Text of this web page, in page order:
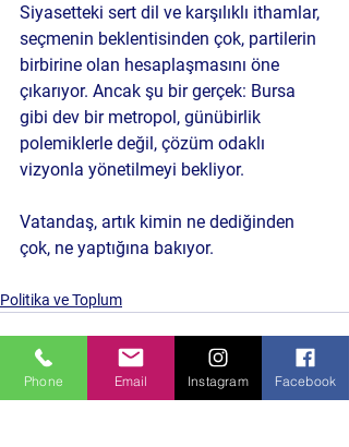
Siyasetteki sert dil ve karşılıklı ithamlar,
seçmenin beklentisinden çok, partilerin
birbirine olan hesaplaşmasını öne
çıkarıyor. Ancak şu bir gerçek: Bursa
gibi dev bir metropol, günübirlik
polemiklerle değil, çözüm odaklı
vizyonla yönetilmeyi bekliyor.
Vatandaş, artık kimin ne dediğinden
çok, ne yaptığına bakıyor.
Politika ve Toplum
Phone Email Instagram Facebook